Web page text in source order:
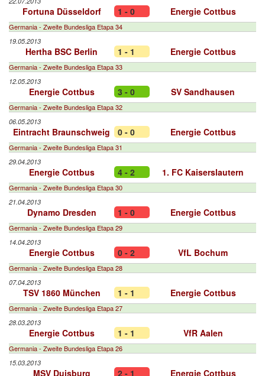
Fortuna Düsseldorf 1 - 0 Energie Cottbus
Germania - Zweite Bundesliga Etapa 34
19.05.2013
Hertha BSC Berlin 1 - 1 Energie Cottbus
Germania - Zweite Bundesliga Etapa 33
12.05.2013
Energie Cottbus 3 - 0 SV Sandhausen
Germania - Zweite Bundesliga Etapa 32
06.05.2013
Eintracht Braunschweig 0 - 0 Energie Cottbus
Germania - Zweite Bundesliga Etapa 31
29.04.2013
Energie Cottbus 4 - 2 1. FC Kaiserslautern
Germania - Zweite Bundesliga Etapa 30
21.04.2013
Dynamo Dresden 1 - 0 Energie Cottbus
Germania - Zweite Bundesliga Etapa 29
14.04.2013
Energie Cottbus 0 - 2 VfL Bochum
Germania - Zweite Bundesliga Etapa 28
07.04.2013
TSV 1860 München 1 - 1 Energie Cottbus
Germania - Zweite Bundesliga Etapa 27
28.03.2013
Energie Cottbus 1 - 1 VfR Aalen
Germania - Zweite Bundesliga Etapa 26
15.03.2013
MSV Duisburg 2 - 1 Energie Cottbus